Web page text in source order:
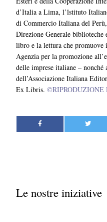
d’Italia a Lima, l’lstituto
di Commercio Italiana del
Direzione Generale
libro e la lettura che
Agenzia per la promozione
delle imprese italiane – nonché
dell’Associazione Italiana
Ex Libris.©RIPRODUZIONE
Le nostre iniziative